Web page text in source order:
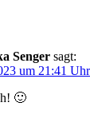
Senger sagt:
um 21:41 Uhr
🙂